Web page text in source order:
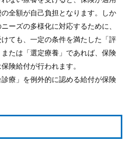
全額が自己負担となります。しか
ーズの多様化に対応するために、
ても、一定の条件を満たした「評
たは「選定療養」であれば、保険
険給付が行われます。
療」を例外的に認める給付が保険